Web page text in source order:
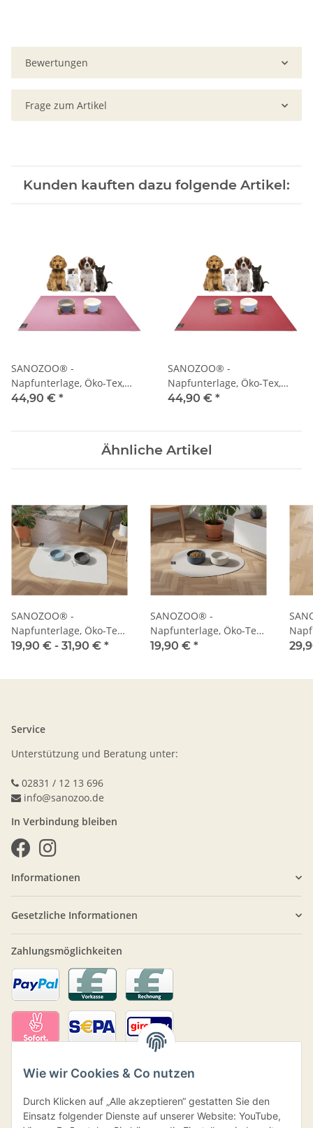
Wie wir Cookies & Co nutzen
Durch Klicken auf „Alle akzeptieren“ gestatten Sie den
Einsatz folgender Dienste auf unserer Website: YouTube,
Bewertungen
Frage zum Artikel
Kunden kauften dazu folgende Artikel:
SANOZOO® -
Napfunterlage, Öko-Tex,
Rechteckig 80 x 140 cm Rosa
44,90 € *
SANOZOO® -
Napfunterlage, Öko-Tex,
Rechteckig 80 x 140 cm Rot
44,90 € *
Ähnliche Artikel
SANOZOO® -
Napfunterlage, Öko-Tex,
Blatt
19,90 € - 31,90 € *
SANOZOO® -
Napfunterlage, Öko-Tex,
Tropfen
19,90 € *
Herz
Service
Unterstützung und Beratung unter:
02831 / 12 13 696
info@sanozoo.de
In Verbindung bleiben
Informationen
Gesetzliche Informationen
Zahlungsmöglichkeiten